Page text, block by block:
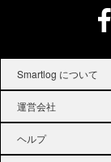
Smartlog について
運営会社
ヘルプ